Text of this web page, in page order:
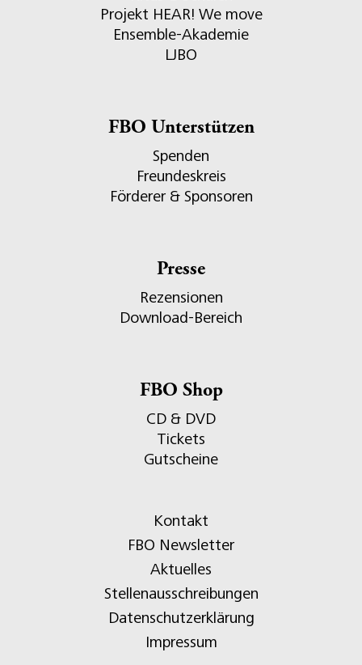
Projekt HEAR! We move
Ensemble-Akademie
LJBO
FBO Unterstützen
Spenden
Freundeskreis
Förderer & Sponsoren
Presse
Rezensionen
Download-Bereich
FBO Shop
CD & DVD
Tickets
Gutscheine
Kontakt
FBO Newsletter
Aktuelles
Stellenausschreibungen
Datenschutzerklärung
Impressum